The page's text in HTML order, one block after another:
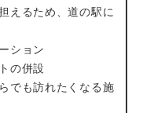
えるため、道の駅に
ション
の併設
でも訪れたくなる施